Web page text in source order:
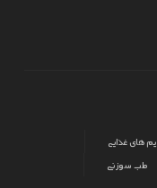
های غذایی
طب سوزنی